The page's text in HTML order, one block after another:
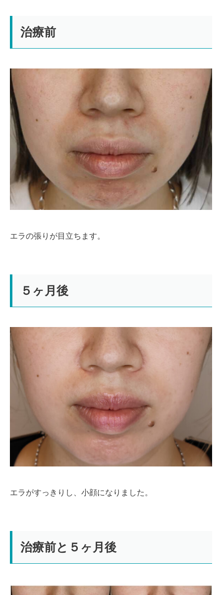
治療前
エラの張りが目立ちます。
５ヶ月後
エラがすっきりし、小顔になりました。
治療前と５ヶ月後